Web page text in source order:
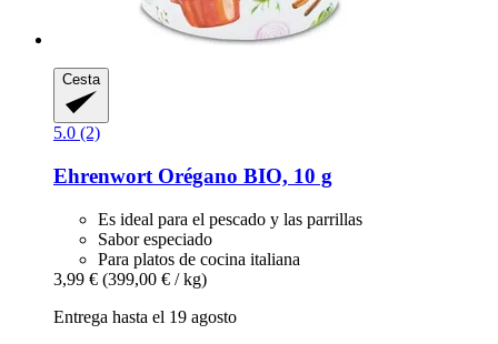
Cesta
5.0 (2)
Ehrenwort Orégano BIO, 10 g
Es ideal para el pescado y las parrillas
Sabor especiado
Para platos de cocina italiana
3,99 € (399,00 € / kg)
Entrega hasta el 19 agosto